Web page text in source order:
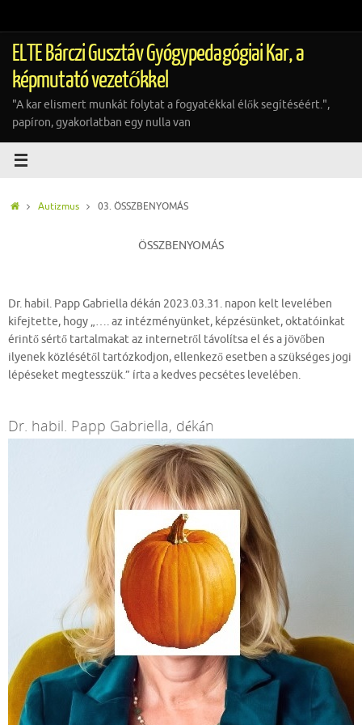
tartalomra
ELTE Bárczi Gusztáv Gyógypedagógiai Kar, a
képmutató vezetőkkel
"A kar elismert munkát folytat a fogyatékkal élők segítéséért.",
papíron, gyakorlatban egy nulla van
HomeAutizmus 03. ÖSSZBENYOMÁS
ÖSSZBENYOMÁS
Dr. habil. Papp Gabriella dékán 2023.03.31. napon kelt levelében
kifejtette, hogy „…. az intézményünket, képzésünket, oktatóinkat
érintő sértő tartalmakat az internetről távolítsa el és a jövőben
ilyenek közlésétől tartózkodjon, ellenkező esetben a szükséges jogi
lépéseket megtesszük.” írta a kedves pecsétes levelében.
Dr. habil. Papp Gabriella, dékán